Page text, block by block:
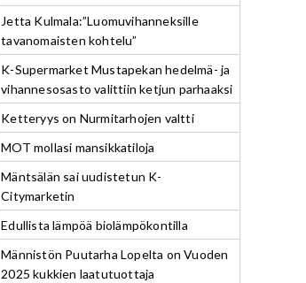
Jetta Kulmala:”Luomuvihanneksille
tavanomaisten kohtelu”
K-Supermarket Mustapekan hedelmä- ja
vihannesosasto valittiin ketjun parhaaksi
Ketteryys on Nurmitarhojen valtti
MOT mollasi mansikkatiloja
Mäntsälän sai uudistetun K-
Citymarketin
Edullista lämpöä biolämpökontilla
Männistön Puutarha Lopelta on Vuoden
2025 kukkien laatutuottaja